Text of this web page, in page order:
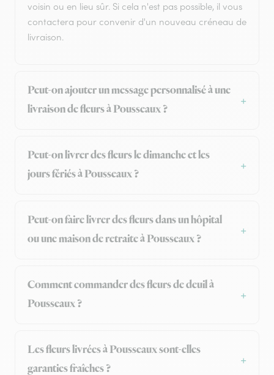
voisin ou en lieu sûr. Si cela n'est pas possible, il vous
contactera pour convenir d'un nouveau créneau de
livraison.
Peut-on ajouter un message personnalisé à une
livraison de fleurs à Pousseaux ?
Peut-on livrer des fleurs le dimanche et les
jours fériés à Pousseaux ?
Peut-on faire livrer des fleurs dans un hôpital
ou une maison de retraite à Pousseaux ?
Comment commander des fleurs de deuil à
Pousseaux ?
Les fleurs livrées à Pousseaux sont-elles
garanties fraîches ?